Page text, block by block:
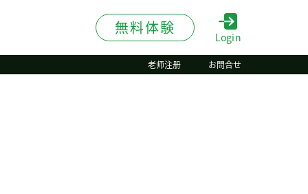
無料体験
Login
老师注册 お問合せ